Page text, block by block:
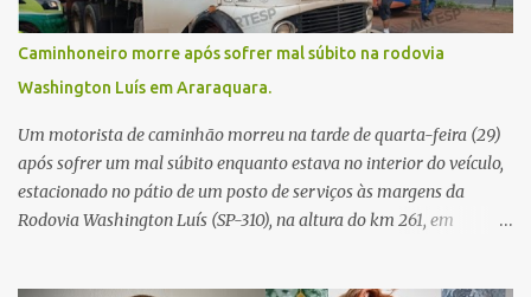
Caminhoneiro morre após sofrer mal súbito na rodovia
Washington Luís em Araraquara.
Um motorista de caminhão morreu na tarde de quarta-feira (29)
após sofrer um mal súbito enquanto estava no interior do veículo,
estacionado no pátio de um posto de serviços às margens da
Rodovia Washington Luís (SP-310), na altura do km 261, em